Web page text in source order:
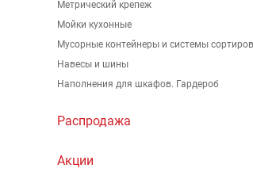
Метрический крепеж
Мойки кухонные
Мусорные контейнеры и системы
Навесы и шины
Наполнения для шкафов. Гардероб
Распродажа
Акции